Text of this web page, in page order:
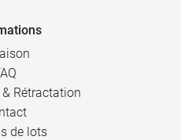
Rétractation
de lots